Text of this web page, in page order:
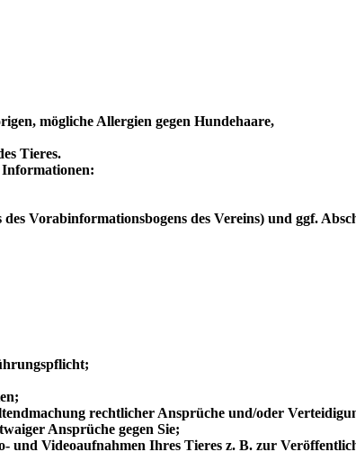
mögliche Allergien gegen Hundehaare,
Tieres.
Informationen:
Vorabinformationsbogens des Vereins) und ggf.
rechtlicher Ansprüche und/oder
Ansprüche gegen Sie;
Videoaufnahmen Ihres Tieres z. B. zur